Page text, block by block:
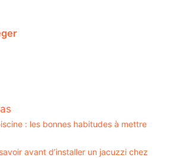
: les bonnes habitudes à mettre
avant d’installer un jacuzzi chez